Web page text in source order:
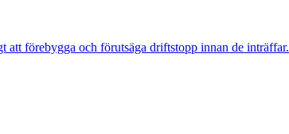
förebygga och förutsäga driftstopp innan de inträffar.